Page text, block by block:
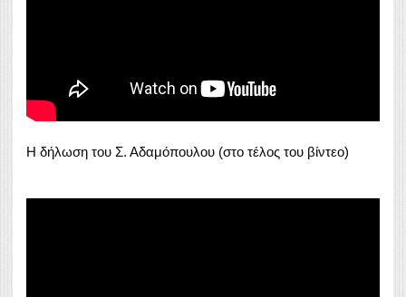
Η δήλωση του Σ. Αδαμόπουλου (στο τέλος του βίντεο)